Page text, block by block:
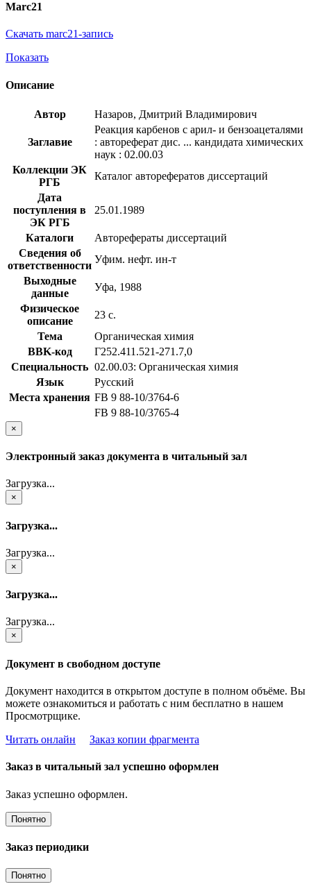
Marc21
Скачать marc21-запись
Показать
Описание
Автор Назаров, Дмитрий Владимирович
Заглавие
Реакция карбенов с арил- и бензоацеталями
: автореферат дис. ... кандидата химических
наук : 02.00.03
Коллекции ЭК
РГБ
Каталог авторефератов диссертаций
Дата
поступления в
ЭК РГБ
25.01.1989
Каталоги
Авторефераты диссертаций
Сведения об
ответственности
Уфим. нефт. ин-т
Выходные
данные
Уфа, 1988
Физическое
описание
23 с.
Тема
Органическая химия
BBK-код
Г252.411.521-271.7,0
Специальность 02.00.03: Органическая химия
Язык
Русский
Места хранения FB 9 88-10/3764-6
FB 9 88-10/3765-4
×
Электронный заказ документа в читальный зал
Загрузка...
×
Загрузка...
Загрузка...
×
Загрузка...
Загрузка...
×
Документ в свободном доступе
Документ находится в открытом доступе в полном объёме. Вы
можете ознакомиться и работать с ним бесплатно в нашем
Просмотрщике.
Читать онлайн
Заказ копии фрагмента
Заказ в читальный зал успешно оформлен
Заказ успешно оформлен.
Понятно
Заказ периодики
Понятно